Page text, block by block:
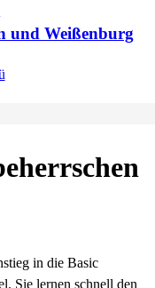
und Weißenburg
in die Basic
Sie lernen schnell den